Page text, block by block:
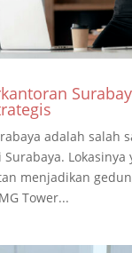
adalah salah
Lokasinya
menjadikan
Tower...